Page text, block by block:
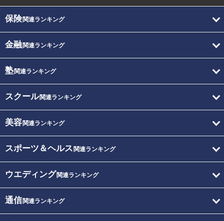
保険関連ランキング
金融関連ランキング
塾関連ランキング
スクール関連ランキング
美容関連ランキング
スポーツ＆ヘルス 関連ランキング
ウエディング関連ランキング
通信関連ランキング